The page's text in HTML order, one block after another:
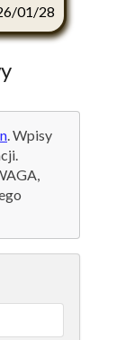
01/28
. Wpisy